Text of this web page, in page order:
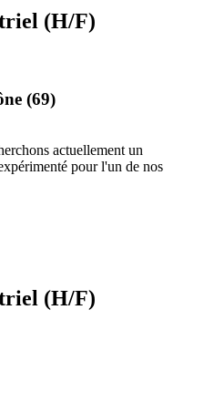
(H/F)
(69)
actuellement un
pour l'un de nos
(H/F)